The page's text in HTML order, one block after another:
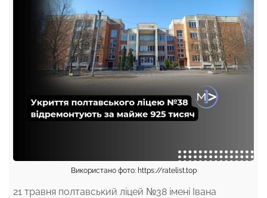
Використано фото: https://ratelist.top
21 травня полтавський ліцей №38 імені Івана